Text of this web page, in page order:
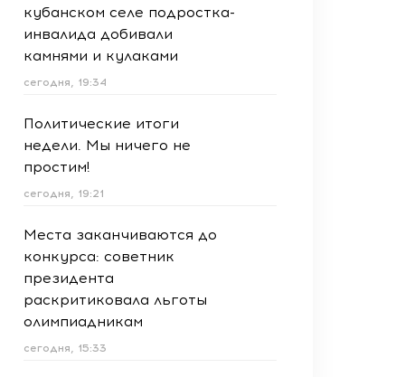
кубанском селе подростка-
инвалида добивали
камнями и кулаками
сегодня, 19:34
Политические итоги
недели. Мы ничего не
простим!
сегодня, 19:21
Места заканчиваются до
конкурса: советник
президента
раскритиковала льготы
олимпиадникам
сегодня, 15:33